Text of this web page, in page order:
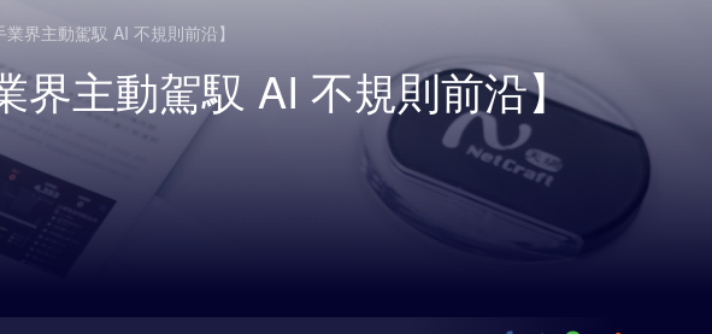
界主動駕馭 AI 不規則前沿】
界主動駕馭 AI 不規則前沿】